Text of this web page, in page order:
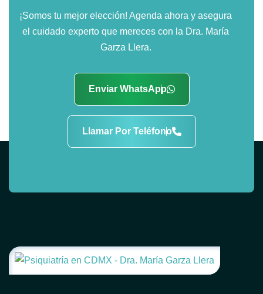
¡Somos tu mejor elección! Agenda ahora y asegura
el cuidado experto que mereces con la Dra. María
Garza Llera.
Enviar WhatsApp
Llamar Por Teléfono